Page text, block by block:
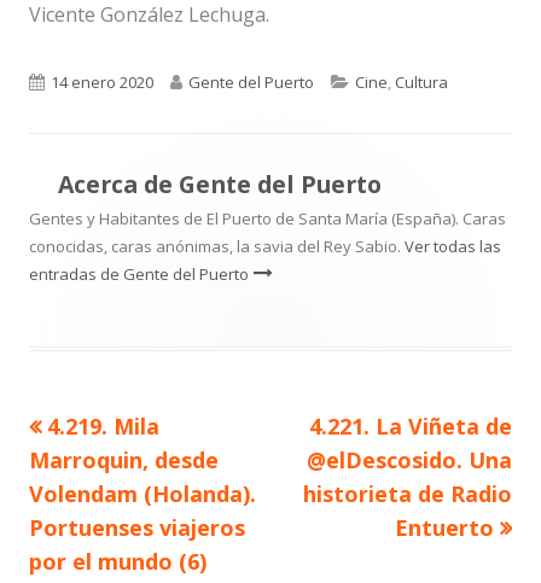
Vicente González Lechuga.
Publicado
14 enero 2020 Autor
Gente del Puerto Categorías
Cine, Cultura
Acerca de Gente del Puerto
Gentes y Habitantes de El Puerto de Santa María (España). Caras
conocidas, caras anónimas, la savia del Rey Sabio. Ver todas las
entradas de Gente del Puerto
Navegación
de
entradas
Artículo
anterior
4.219. Mila
Marroquin, desde
Volendam (Holanda).
Portuenses viajeros
por el mundo (6)
Artículo
siguiente
4.221. La Viñeta de
@elDescosido. Una
historieta de Radio
Entuerto